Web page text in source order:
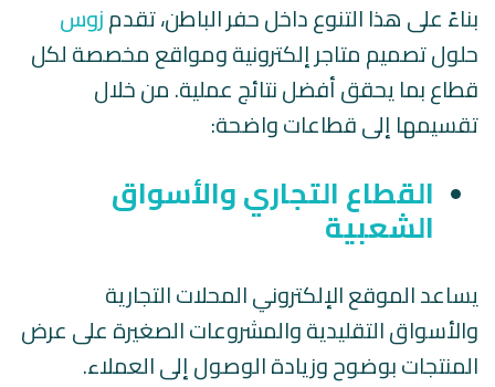
بناءً على هذا التنوع داخل حفر الباطن، تقدمزوس
حلول تصميم متاجر إلكترونية ومواقع مخصصة لكل
قطاع بما يحقق أفضل نتائج عملية. من خلال
تقسيمها إلى قطاعات واضحة:
القطاع التجاري والأسواق
الشعبية
يساعد الموقع الإلكتروني المحلات التجارية
والأسواق التقليدية والمشروعات الصغيرة على عرض
المنتجات بوضوح وزيادة الوصول إلى العملاء.